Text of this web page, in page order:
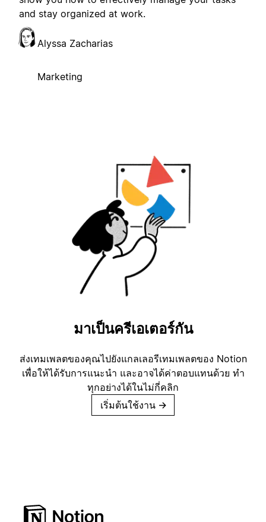
and stay organized at work.
Alyssa Zacharias
Marketing
มาเป็นครีเอเตอร์กัน
ส่งเทมเพลตของคุณไปยังแกลเลอรีเทมเพลตของ Notion
เพื่อให้ได้รับการแนะนำ และอาจได้ค่าตอบแทนด้วย ทำ
ทุกอย่างได้ในไม่กี่คลิก
เริ่มต้นใช้งาน →